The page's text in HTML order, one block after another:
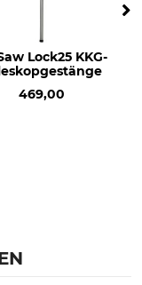
Lock25 KKG-
469,00